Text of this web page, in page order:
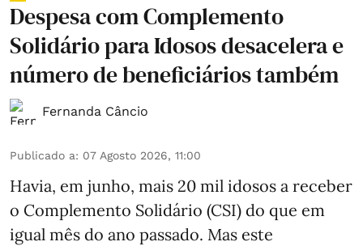
Despesa com Complemento
Solidário para Idosos desacelera e
número de beneficiários também
Fernanda Câncio
Publicado a: 07 Agosto 2026, 11:00
Havia, em junho, mais 20 mil idosos a receber
o Complemento Solidário (CSI) do que em
igual mês do ano passado. Mas este